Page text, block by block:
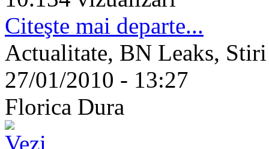
Citeşte mai departe...
Actualitate, BN Leaks, Stiri
27/01/2010 - 13:27
Florica Dura